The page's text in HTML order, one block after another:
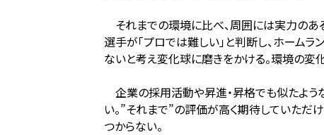
それまでの環境に比べ、周囲には実力のあ
選手が「プロでは難しい」と判断し、ホーム
ないと考え変化球に磨きをかける。環境の変
企業の採用活動や昇進・昇格でも似たよう
い。”それまで”の評価が高く期待していた
つからない。